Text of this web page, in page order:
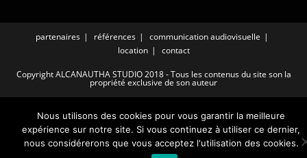
partenaires références
communication audiovisuelle
location
contact
Copyright ALCANAUTHA STUDIO 2018 - Tous les contenus du site son la
propriété exclusive de son auteur
Nous utilisons des cookies pour vous garantir la meilleure
expérience sur notre site. Si vous continuez à utiliser ce dernier,
nous considérerons que vous acceptez l'utilisation des cookies.